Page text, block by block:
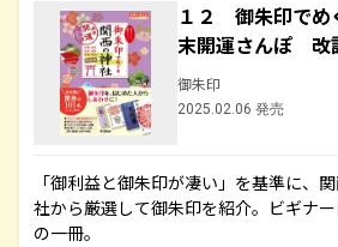
１２ 御朱印で
末開運さんぽ 改
御朱印
2025.02.06 発売
「御利益と御朱印が凄い」を基準に、
社から厳選して御朱印を紹介。ビギナ
の一冊。